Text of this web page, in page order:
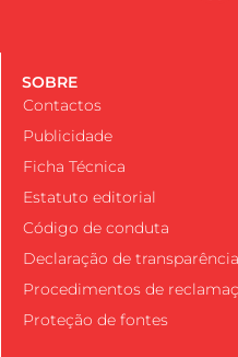
SOBRE
Contactos
Publicidade
Ficha Técnica
Estatuto editorial
Código de conduta
Declaração de transparência
Procedimentos de
Proteção de fontes